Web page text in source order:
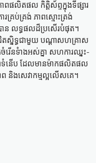
ផលិតផល កិតិ្តស័ព្ទក្នុងទីផ្សារ
រគ្រប់គ្រង់ ភាពស្មោះត្រង់
ន លទ្ធផលដ៏ប្រសើរបំផុត។
តស្និទ្ធជាមួយ បណ្តាសហគ្រាស
រើនទំាងអស់គ្នា សហការឈ្នះ-
ទំនើប ដែលមានម៉ាកផលិតផល
ងសេវាកម្មល្អលើសគេ។